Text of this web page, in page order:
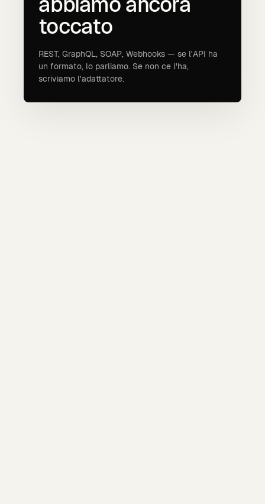
toccato
REST, GraphQL, SOAP, Webhooks — se l'API ha
un formato, lo parliamo. Se non ce l'ha,
scriviamo l'adattatore.